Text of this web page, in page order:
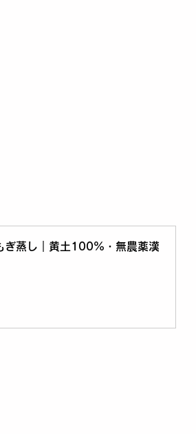
ぎ蒸し｜黄土100%・無農薬漢